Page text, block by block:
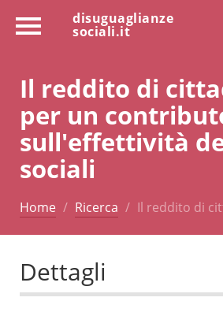
disuguaglianze
sociali.it
Il reddito di
per un
sull'effettività
sociali
Home Ricerca Il reddito di
Dettagli